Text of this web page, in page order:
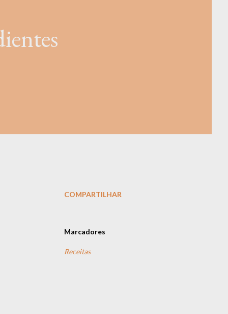
COMPARTILHAR
Marcadores
Receitas